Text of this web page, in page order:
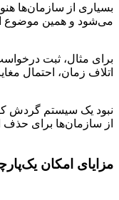
بسیاری از سازمان‌ها
می‌شود و همین موضوع
برای مثال، ثبت
اتلاف زمان، احتمال
نبود یک سیستم گردش
از سازمان‌ها برای
مزایای امکان